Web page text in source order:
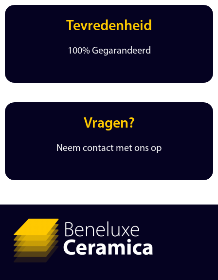
Tevredenheid
100% Gegarandeerd
Vragen?
Neem contact met ons op